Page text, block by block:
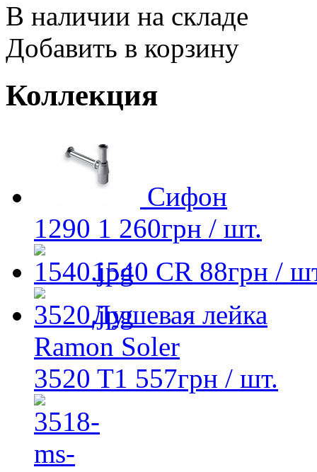
В наличии на складе
Добавить в корзину
Коллекция
Сифон
1290 1 260грн / шт.
1540 CR 88грн /
Душевая лейка
Ramon Soler
3520 T1 557грн / шт.